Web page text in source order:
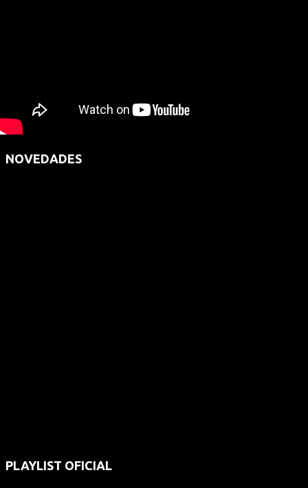
NOVEDADES
PLAYLIST OFICIAL